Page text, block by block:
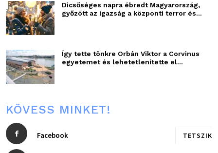
Dicsőséges napra ébredt Magyarország,
győzött az igazság a központi terror és...
Így tette tönkre Orbán Viktor a Corvinus
egyetemet és lehetetlenítette el...
KÖVESS MINKET!
Facebook TETSZIK